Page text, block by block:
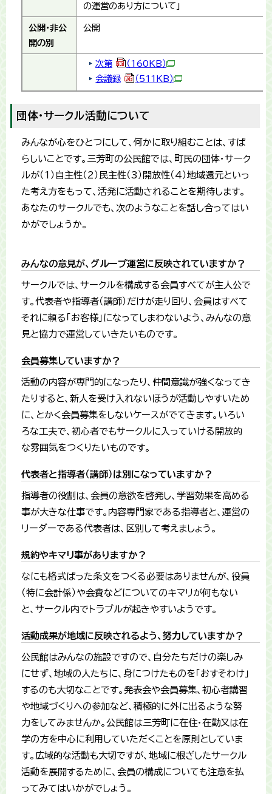
の運営のあり方について」
公開・非公
開の別
公開
次第
（160KB）
会議録
（511KB）
団体・サークル活動について
みんなが心をひとつにして、何かに取り組むことは、すば
らしいことです。三芳町の公民館では、町民の団体・サーク
ルが（1）自主性（2）民主性（3）開放性（4）地域還元といっ
た考え方をもって、活発に活動されることを期待します。
あなたのサークルでも、次のようなことを話し合ってはい
かがでしょうか。
みんなの意見が、グループ運営に反映されていますか？
サークルでは、サークルを構成する会員すべてが主人公で
す。代表者や指導者（講師）だけが走り回り、会員はすべて
それに頼る「お客様」になってしまわないよう、みんなの意
見と協力で運営していきたいものです。
会員募集していますか？
活動の内容が専門的になったり、仲間意識が強くなってき
たりすると、新人を受け入れないほうが活動しやすいため
に、とかく会員募集をしないケースがでてきます。いろい
ろな工夫で、初心者でもサークルに入っていける開放的
な雰囲気をつくりたいものです。
代表者と指導者（講師）は別になっていますか？
指導者の役割は、会員の意欲を啓発し、学習効果を高める
事が大きな仕事です。内容専門家である指導者と、運営の
リーダーである代表者は、区別して考えましょう。
規約やキマリ事がありますか？
なにも格式ばった条文をつくる必要はありませんが、役員
（特に会計係）や会費などについてのキマリが何もない
と、サークル内でトラブルが起きやすいようです。
活動成果が地域に反映されるよう、努力していますか？
公民館はみんなの施設ですので、自分たちだけの楽しみ
にせず、地域の人たちに、身につけたものを「おすそわけ」
するのも大切なことです。発表会や会員募集、初心者講習
や地域づくりへの参加など、積極的に外に出るような努
力をしてみませんか。公民館は三芳町に在住・在勤又は在
学の方を中心に利用していただくことを原則としていま
す。広域的な活動も大切ですが、地域に根ざしたサークル
活動を展開するために、会員の構成についても注意を払
ってみてはいかがでしょう。